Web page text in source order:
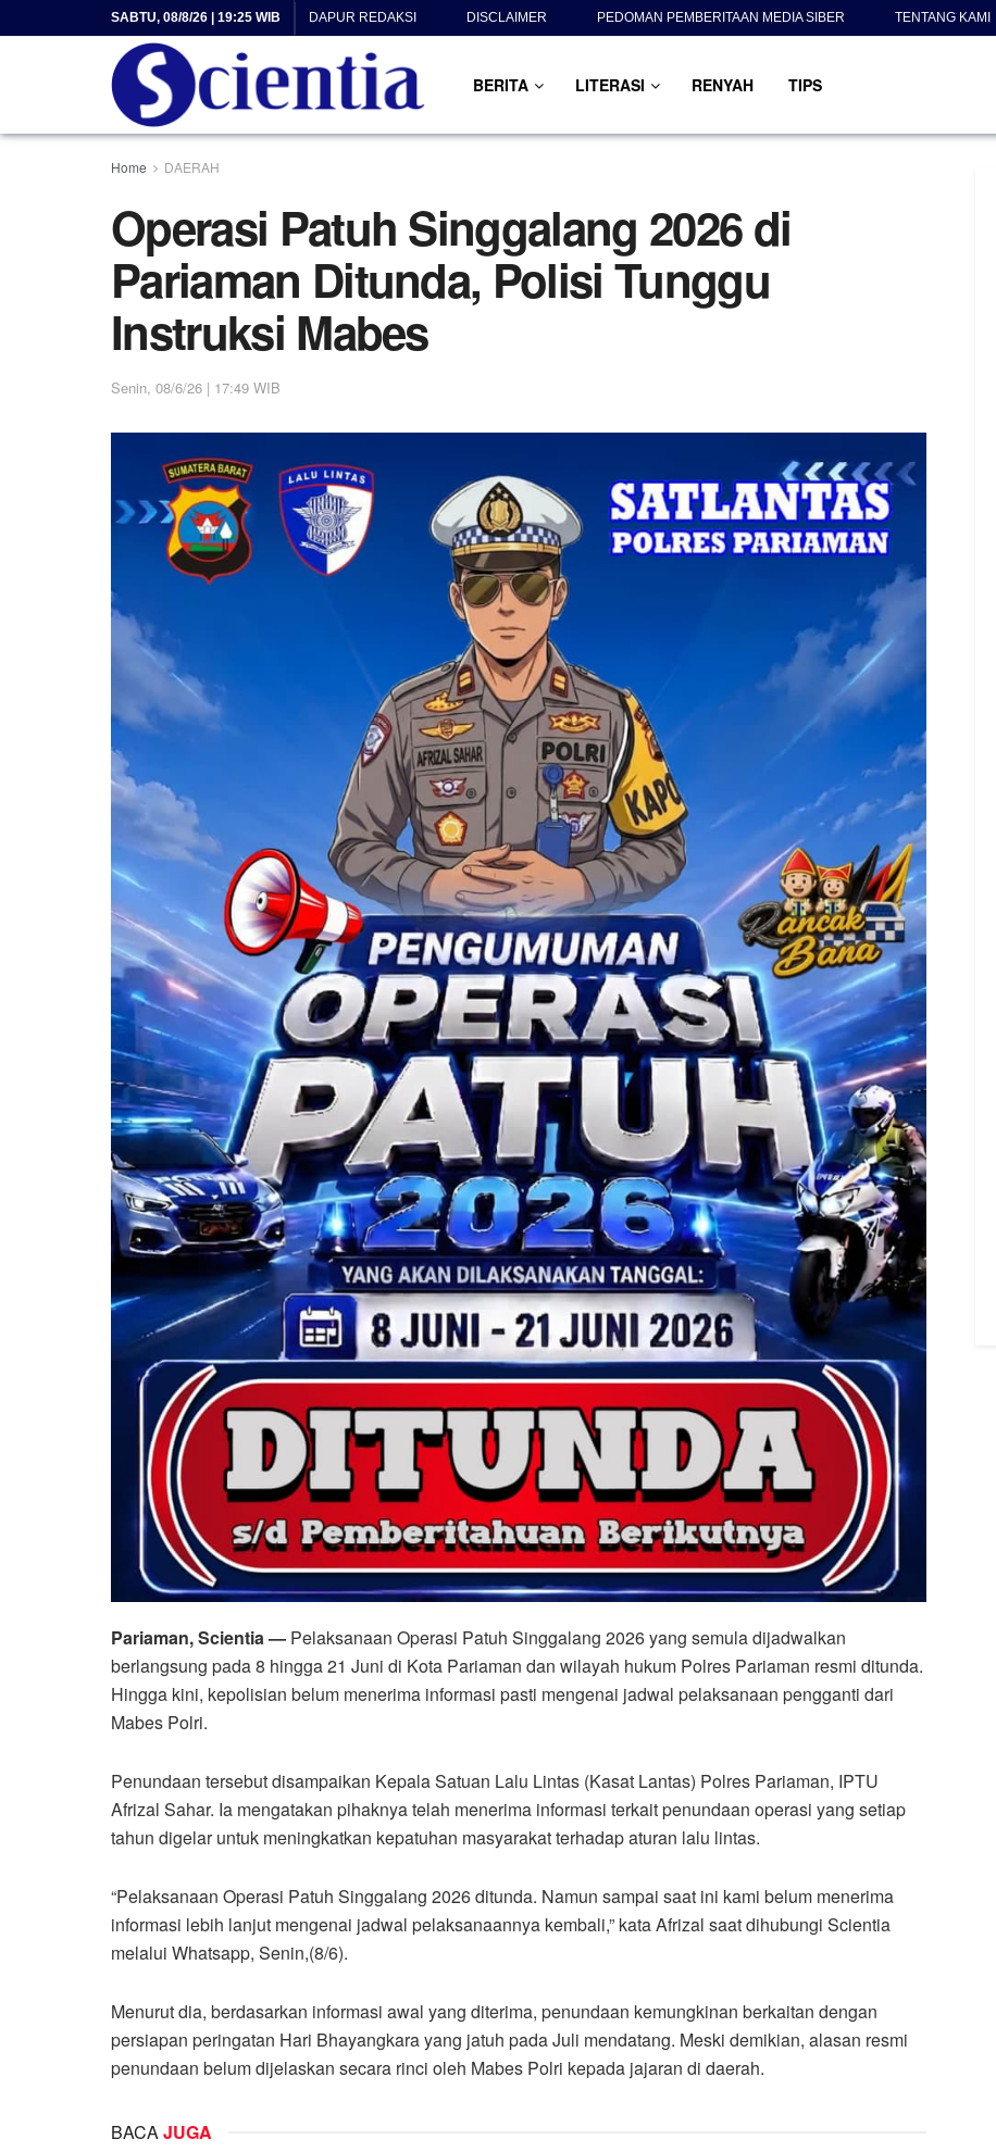
SABTU, 08/8/26 | 19:25 WIB DAPUR REDAKSI DISCLAIMER PEDOMAN PEMBERITAAN MEDIA SIBER TENTANG KAMI
BERITA LITERASI RENYAH TIPS
Home DAERAH
Operasi Patuh Singgalang 2026 di
Pariaman Ditunda, Polisi Tunggu
Instruksi Mabes
Senin, 08/6/26 | 17:49 WIB
Pariaman, Scientia — Pelaksanaan Operasi Patuh Singgalang 2026 yang semula dijadwalkan
berlangsung pada 8 hingga 21 Juni di Kota Pariaman dan wilayah hukum Polres Pariaman resmi ditunda.
Hingga kini, kepolisian belum menerima informasi pasti mengenai jadwal pelaksanaan pengganti dari
Mabes Polri.
Penundaan tersebut disampaikan Kepala Satuan Lalu Lintas (Kasat Lantas) Polres Pariaman, IPTU
Afrizal Sahar. Ia mengatakan pihaknya telah menerima informasi terkait penundaan operasi yang setiap
tahun digelar untuk meningkatkan kepatuhan masyarakat terhadap aturan lalu lintas.
“Pelaksanaan Operasi Patuh Singgalang 2026 ditunda. Namun sampai saat ini kami belum menerima
informasi lebih lanjut mengenai jadwal pelaksanaannya kembali,” kata Afrizal saat dihubungi Scientia
melalui Whatsapp, Senin,(8/6).
Menurut dia, berdasarkan informasi awal yang diterima, penundaan kemungkinan berkaitan dengan
persiapan peringatan Hari Bhayangkara yang jatuh pada Juli mendatang. Meski demikian, alasan resmi
penundaan belum dijelaskan secara rinci oleh Mabes Polri kepada jajaran di daerah.
BACAJUGA